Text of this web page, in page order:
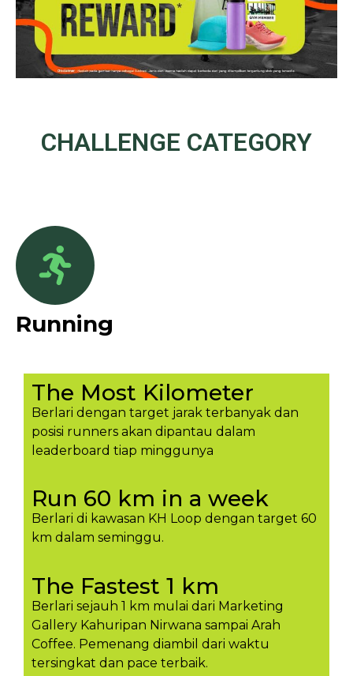
CHALLENGE CATEGORY
Running
The Most Kilometer
Berlari dengan target jarak terbanyak dan
posisi runners akan dipantau dalam
leaderboard tiap minggunya​
Run 60 km in a week
Berlari di kawasan KH Loop dengan target 60
km dalam seminggu.​
The Fastest 1 km
Berlari sejauh 1 km mulai dari Marketing
Gallery Kahuripan Nirwana sampai Arah
Coffee. Pemenang diambil dari waktu
tersingkat dan pace terbaik.